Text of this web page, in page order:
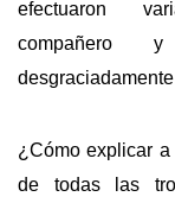
efectuaron
compañero
¿Cómo explicar
de todas las